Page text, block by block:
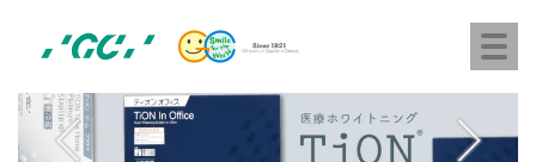
content
ジ
M